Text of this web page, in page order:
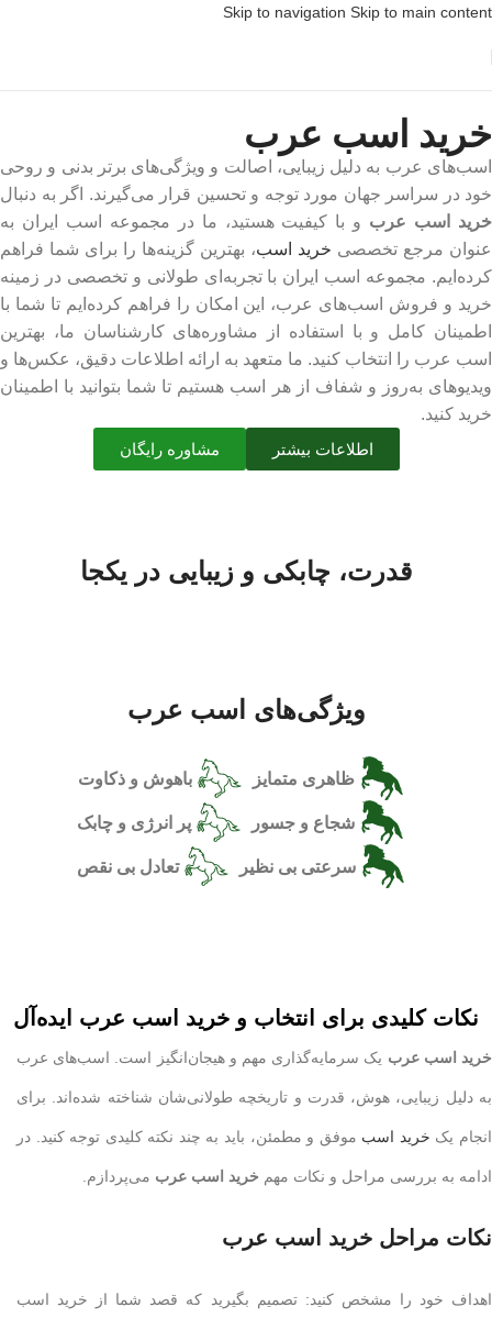
Skip to navigation Skip to main content
خرید اسب عرب
اسب‌های عرب به دلیل زیبایی، اصالت و ویژگی‌های برتر بدنی و روحی
خود در سراسر جهان مورد توجه و تحسین قرار می‌گیرند. اگر به دنبال
خرید اسب عرب و با کیفیت هستید، ما در مجموعه اسب ایران به
عنوان مرجع تخصصی خرید اسب، بهترین گزینه‌ها را برای شما فراهم
کرده‌ایم. مجموعه اسب ایران با تجربه‌ای طولانی و تخصصی در زمینه
خرید و فروش اسب‌های عرب، این امکان را فراهم کرده‌ایم تا شما با
اطمینان کامل و با استفاده از مشاوره‌های کارشناسان ما، بهترین
اسب عرب را انتخاب کنید. ما متعهد به ارائه اطلاعات دقیق، عکس‌ها و
ویدیوهای به‌روز و شفاف از هر اسب هستیم تا شما بتوانید با اطمینان
خرید کنید.
اطلاعات بیشتر
مشاوره رایگان
قدرت، چابکی و زیبایی در یکجا
ویژگی‌های اسب عرب
ظاهری متمایز باهوش و ذکاوت
شجاع و جسور پر انرژی و چابک
سرعتی بی نظیر تعادل بی نقص
نکات کلیدی برای انتخاب و خرید اسب عرب ایده‌آل
خريد اسب عرب یک سرمایه‌گذاری مهم و هیجان‌انگیز است. اسب‌های عرب
به دلیل زیبایی، هوش، قدرت و تاریخچه طولانی‌شان شناخته شده‌اند. برای
انجام یک خرید اسب موفق و مطمئن، باید به چند نکته کلیدی توجه کنید. در
ادامه به بررسی مراحل و نکات مهم خرید اسب عرب می‌پردازم.
نکات مراحل خريد اسب عرب
اهداف خود را مشخص کنید: تصمیم بگیرید که قصد شما از خرید اسب